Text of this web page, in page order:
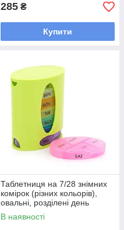
285 ₴
Купити
Таблетниця на 7/28 знімних
комірок (різних кольорів),
овальні, розділені день
тижня/часу доби, пластик,
9.6*6*12см
В наявності